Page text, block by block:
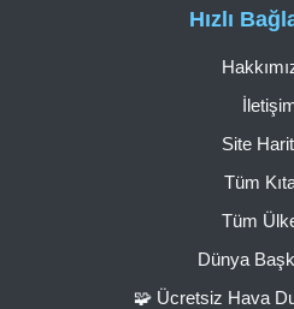
Hızlı
Site
Tüm
Tüm
Dünya
🧩 Ücretsiz Hava